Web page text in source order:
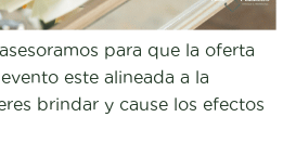
para que la oferta
este alineada a la
brindar y cause los efectos